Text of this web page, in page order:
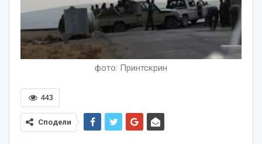
фото: Принтскрин
443
Сподели